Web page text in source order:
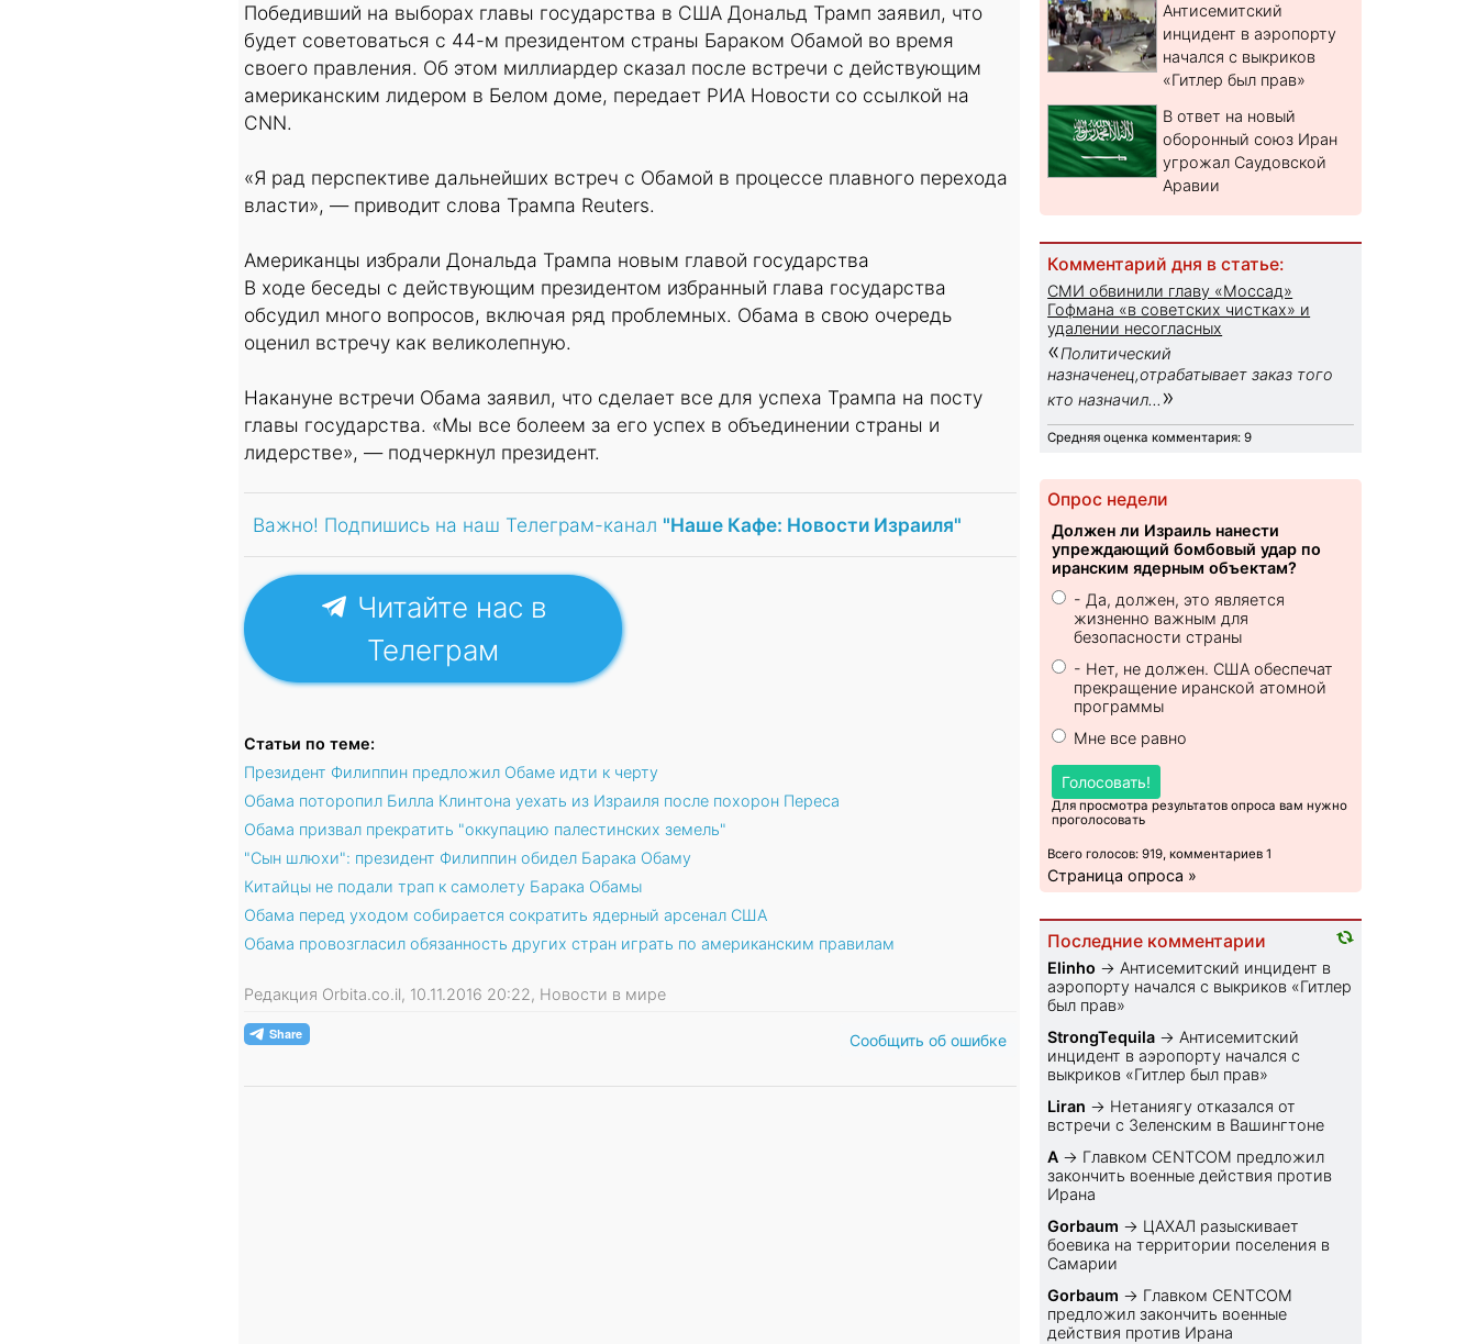
Победивший на выборах главы государства в США Дональд Трамп заявил, что
будет советоваться с 44-м президентом страны Бараком Обамой во время
своего правления. Об этом миллиардер сказал после встречи с действующим
американским лидером в Белом доме, передает РИА Новости со ссылкой на
CNN.
«Я рад перспективе дальнейших встреч с Обамой в процессе плавного перехода
власти», — приводит слова Трампа Reuters.
Американцы избрали Дональда Трампа новым главой государства
В ходе беседы с действующим президентом избранный глава государства
обсудил много вопросов, включая ряд проблемных. Обама в свою очередь
оценил встречу как великолепную.
Накануне встречи Обама заявил, что сделает все для успеха Трампа на посту
главы государства. «Мы все болеем за его успех в объединении страны и
лидерстве», — подчеркнул президент.
Важно! Подпишись на наш Телеграм-канал "Наше Кафе: Новости Израиля"
Читайте нас в
Телеграм
Статьи по теме:
Президент Филиппин предложил Обаме идти к черту
Обама поторопил Билла Клинтона уехать из Израиля после похорон Переса
Обама призвал прекратить "оккупацию палестинских земель"
"Сын шлюхи": президент Филиппин обидел Барака Обаму
Китайцы не подали трап к самолету Барака Обамы
Обама перед уходом собирается сократить ядерный арсенал США
Обама провозгласил обязанность других стран играть по американским правилам
Редакция Orbita.co.il, 10.11.2016 20:22, Новости в мире
Сообщить об ошибке
Антисемитский
инцидент в аэропорту
начался с выкриков
«Гитлер был прав»
В ответ на новый
оборонный союз Иран
угрожал Саудовской
Аравии
Комментарий дня в статье:
СМИ обвинили главу «Моссад»
Гофмана «в советских чистках» и
удалении несогласных
«Политический
назначенец,отрабатывает заказ того
кто назначил... »
Средняя оценка комментария: 9
Опрос недели
Должен ли Израиль нанести
упреждающий бомбовый удар по
иранским ядерным объектам?
- Да, должен, это является
жизненно важным для
безопасности страны
- Нет, не должен. США обеспечат
прекращение иранской атомной
программы
Мне все равно
Голосовать!
Для просмотра результатов опроса вам нужно
проголосовать
Всего голосов: 919, комментариев 1
Страница опроса »
Последние комментарии
Elinho → Антисемитский инцидент в
аэропорту начался с выкриков «Гитлер
был прав»
StrongTequila → Антисемитский
инцидент в аэропорту начался с
выкриков «Гитлер был прав»
Liran → Нетаниягу отказался от
встречи с Зеленским в Вашингтоне
A → Главком CENTCOM предложил
закончить военные действия против
Ирана
Gorbaum → ЦАХАЛ разыскивает
боевика на территории поселения в
Самарии
Gorbaum → Главком CENTCOM
предложил закончить военные
действия против Ирана